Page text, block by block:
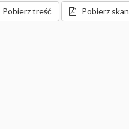
Pobierz treść Pobierz skan